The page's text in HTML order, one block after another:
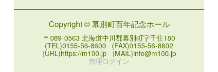
ブ
Copyright © 幕別町百年記念ホール
〒089-0563 北海道中川郡幕別町字千住180
(TEL)0155-56-8600 (FAX)0155-56-8602
(URL)https://m100.jp (MAIL)info@m100.jp
管理ログイン